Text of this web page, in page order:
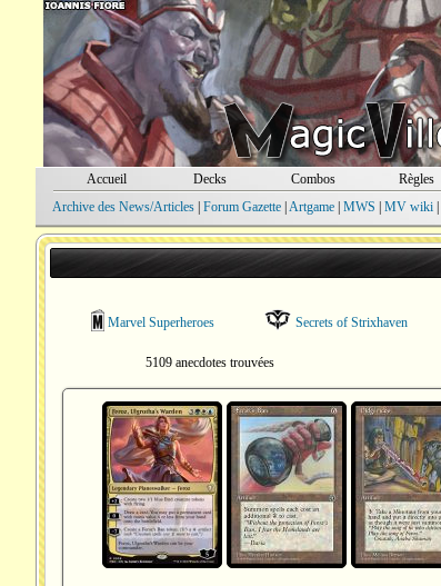
Accueil Decks Combos Règles
Archive des News/Articles| Forum Gazette| Artgame| MWS MV wiki|
Marvel Superheroes Secrets of Strixhaven
5109 anecdotes trouvées